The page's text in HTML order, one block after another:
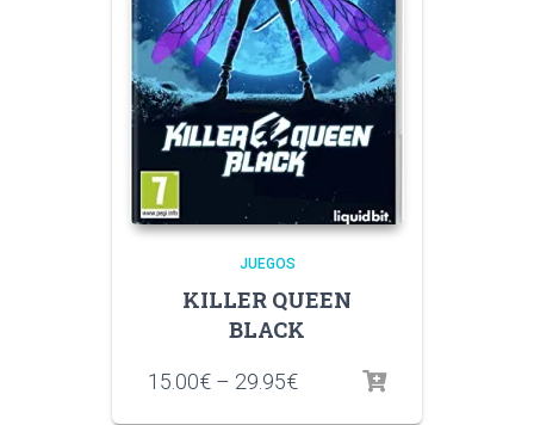
JUEGOS
KILLER QUEEN
BLACK
15.00€ – 29.95€